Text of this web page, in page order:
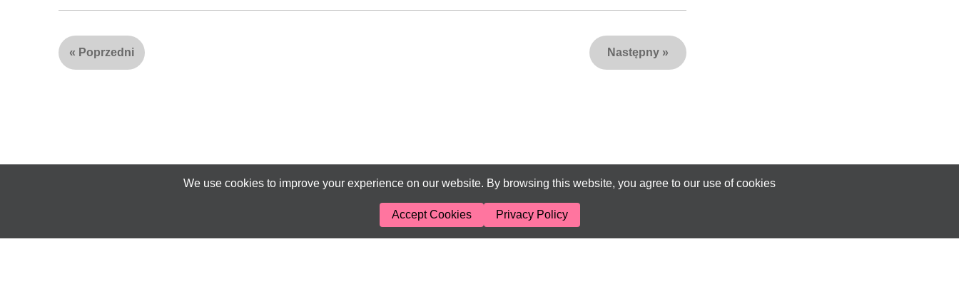
« Poprzedni Następny »
We use cookies to improve your experience on our website. By browsing this website, you agree to our use of cookies
Accept Cookies Privacy Policy